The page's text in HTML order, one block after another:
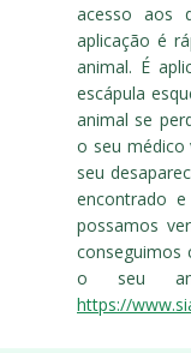
acesso aos
aplicação é
animal. É
escápula
animal se
o seu médico
seu
encontrado
possamos
conseguimos
o seu
https://